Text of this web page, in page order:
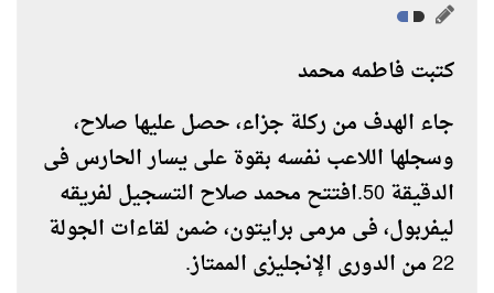
كتبت فاطمه محمد
جاء الهدف من ركلة جزاء، حصل عليها صلاح،
وسجلها اللاعب نفسه بقوة على يسار الحارس فى
الدقيقة 50.افتتح محمد صلاح التسجيل لفريقه
ليفربول، فى مرمى برايتون، ضمن لقاءات الجولة
22 من الدورى الإنجليزى الممتاز.